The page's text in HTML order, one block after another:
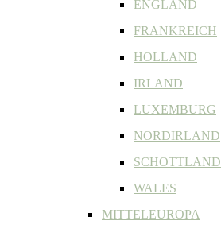
ENGLAND
FRANKREICH
HOLLAND
IRLAND
LUXEMBURG
NORDIRLAND
SCHOTTLAND
WALES
MITTELEUROPA